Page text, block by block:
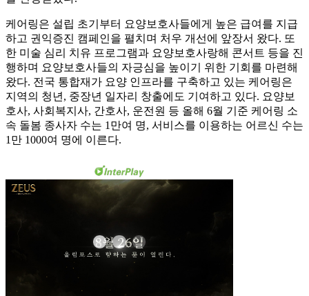
케어링은 설립 초기부터 요양보호사들에게 높은 급여를 지급
하고 권익증진 캠페인을 펼치며 처우 개선에 앞장서 왔다. 또
한 미술 심리 치유 프로그램과 요양보호사랑해 콘서트 등을 진
행하며 요양보호사들의 자긍심을 높이기 위한 기회를 마련해
왔다. 전국 통합재가 요양 인프라를 구축하고 있는 케어링은
지역의 청년, 중장년 일자리 창출에도 기여하고 있다. 요양보
호사, 사회복지사, 간호사, 운전원 등 올해 6월 기준 케어링 소
속 돌봄 종사자 수는 1만여 명, 서비스를 이용하는 어르신 수는
1만 1000여 명에 이른다.